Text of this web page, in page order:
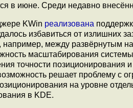
в июне. Среди недавно
KWin реализована
избавиться от излишних
например, между развёрнутым
масштабирования
точности позиционирования
решает проблему с
на уровне
в KDE.